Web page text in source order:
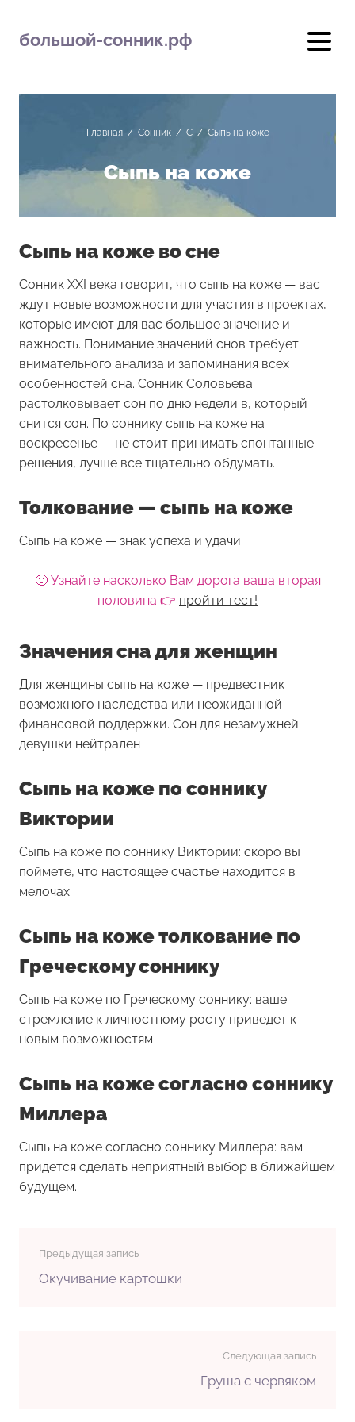
большой-сонник.рф
Главная/ Сонник/ С/ Сыпь на коже
Сыпь на коже
Сыпь на коже во сне
Сонник XXI века говорит, что сыпь на коже — вас
ждут новые возможности для участия в проектах,
которые имеют для вас большое значение и
важность. Понимание значений снов требует
внимательного анализа и запоминания всех
особенностей сна. Сонник Соловьева
растолковывает сон по дню недели в, который
снится сон. По соннику сыпь на коже на
воскресенье — не стоит принимать спонтанные
решения, лучше все тщательно обдумать.
Толкование — сыпь на коже
Сыпь на коже — знак успеха и удачи.
🙂 Узнайте насколько Вам дорога ваша вторая
половина 👉 пройти тест!
Значения сна для женщин
Для женщины сыпь на коже — предвестник
возможного наследства или неожиданной
финансовой поддержки. Сон для незамужней
девушки нейтрален
Сыпь на коже по соннику
Виктории
Сыпь на коже по соннику Виктории: скоро вы
поймете, что настоящее счастье находится в
мелочах
Сыпь на коже толкование по
Греческому соннику
Сыпь на коже по Греческому соннику: ваше
стремление к личностному росту приведет к
новым возможностям
Сыпь на коже согласно соннику
Миллера
Сыпь на коже согласно соннику Миллера: вам
придется сделать неприятный выбор в ближайшем
будущем.
Предыдущая запись
Окучивание картошки
Следующая запись
Груша с червяком